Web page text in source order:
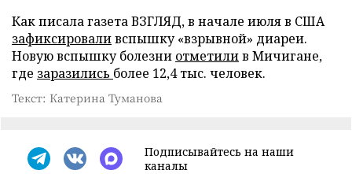
Как писала газета ВЗГЛЯД, в начале июля в США
зафиксироваливспышку «взрывной» диареи.
Новую вспышку болезни отметилив Мичигане,
где заразились более 12,4 тыс. человек.
Текст: Катерина Туманова
Подписывайтесь на наши
каналы